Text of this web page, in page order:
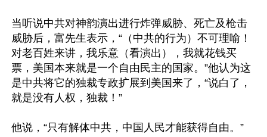
当听说中共对神韵演出进行炸弹威胁、死亡及枪击
威胁后，富先生表示，“（中共的行为）不可理喻！
对老百姓来讲，我乐意（看演出），我就花钱买
票，美国本来就是一个自由民主的国家。”他认为这
是中共将它的独裁专政扩展到美国来了，“说白了，
就是没有人权，独裁！”
他说，“只有解体中共，中国人民才能获得自由。”